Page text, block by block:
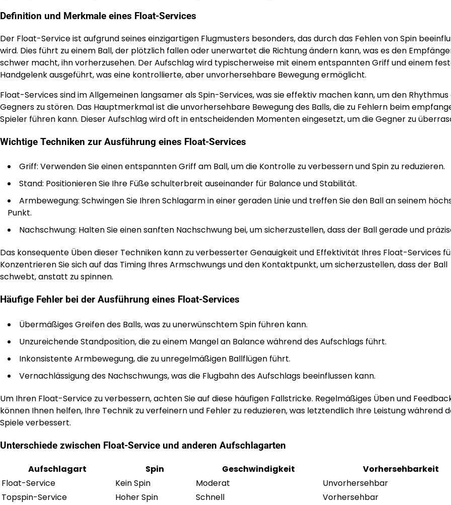
Definition und Merkmale eines Float-Services
Der Float-Service ist aufgrund seines einzigartigen Flugmusters besonders, das durch das Fehlen von Spin
wird. Dies führt zu einem Ball, der plötzlich fallen oder unerwartet die Richtung ändern kann, was es den
schwer macht, ihn vorherzusehen. Der Aufschlag wird typischerweise mit einem entspannten Griff und einem
Handgelenk ausgeführt, was eine kontrollierte, aber unvorhersehbare Bewegung ermöglicht.
Float-Services sind im Allgemeinen langsamer als Spin-Services, was sie effektiv machen kann, um den Rhythmus
Gegners zu stören. Das Hauptmerkmal ist die unvorhersehbare Bewegung des Balls, die zu Fehlern beim
Spieler führen kann. Dieser Aufschlag wird oft in entscheidenden Momenten eingesetzt, um die Gegner zu
Wichtige Techniken zur Ausführung eines Float-Services
Griff: Verwenden Sie einen entspannten Griff am Ball, um die Kontrolle zu verbessern und Spin zu reduzieren.
Stand: Positionieren Sie Ihre Füße schulterbreit auseinander für Balance und Stabilität.
Armbewegung: Schwingen Sie Ihren Schlagarm in einer geraden Linie und treffen Sie den Ball an seinem
Punkt.
Nachschwung: Halten Sie einen sanften Nachschwung bei, um sicherzustellen, dass der Ball gerade und
Das konsequente Üben dieser Techniken kann zu verbesserter Genauigkeit und Effektivität Ihres Float-Services
Konzentrieren Sie sich auf das Timing Ihres Armschwungs und den Kontaktpunkt, um sicherzustellen, dass der Ball
schwebt, anstatt zu spinnen.
Häufige Fehler bei der Ausführung eines Float-Services
Übermäßiges Greifen des Balls, was zu unerwünschtem Spin führen kann.
Unzureichende Standposition, die zu einem Mangel an Balance während des Aufschlags führt.
Inkonsistente Armbewegung, die zu unregelmäßigen Ballflügen führt.
Vernachlässigung des Nachschwungs, was die Flugbahn des Aufschlags beeinflussen kann.
Um Ihren Float-Service zu verbessern, achten Sie auf diese häufigen Fallstricke. Regelmäßiges Üben und
können Ihnen helfen, Ihre Technik zu verfeinern und Fehler zu reduzieren, was letztendlich Ihre Leistung während
Spiele verbessert.
Unterschiede zwischen Float-Service und anderen Aufschlagarten
Aufschlagart Spin Geschwindigkeit
Vorhersehbarkeit
Float-Service
Kein Spin Moderat
Unvorhersehbar
Topspin-Service
Hoher Spin Schnell
Vorhersehbar